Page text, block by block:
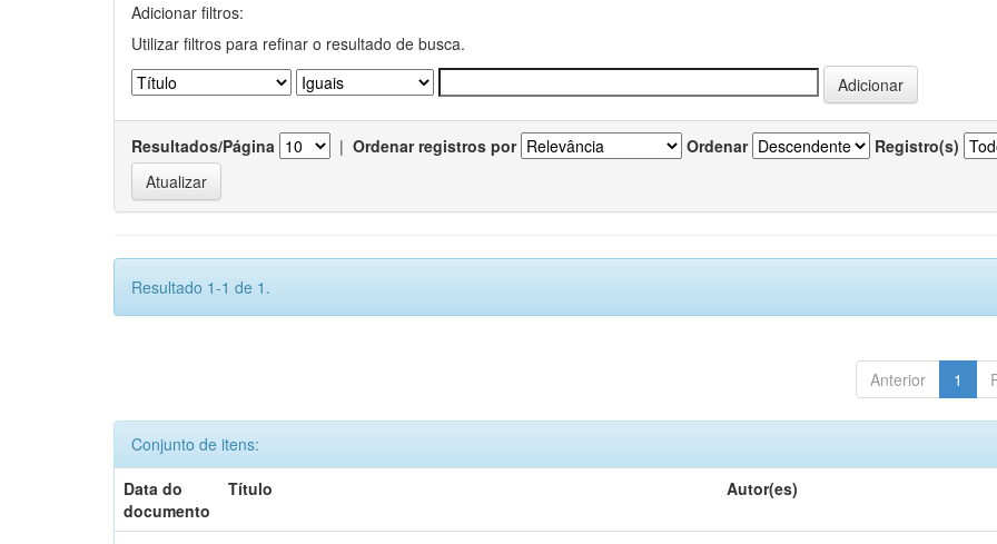
Adicionar filtros:
Utilizar filtros para refinar o resultado de busca.
Resultados/Página | Ordenar registros por Ordenar Registro(s)
Resultado 1-1 de 1.
Anterior 1
Conjunto de itens:
Data do
documento
Título Autor(es)